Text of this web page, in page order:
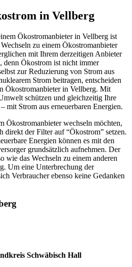
in Vellberg
Ökostromanbieter in Vellberg ist
zu einem Ökostromanbieter
mit Ihrem derzeitigen Anbieter
denn Ökostrom ist nicht immer
zur Reduzierung von Strom aus
Strom beitragen, entscheiden
Ökostromanbieter in Vellberg. Mit
schützen und gleichzeitig Ihre
mit Strom aus erneuerbaren Energien.
Ökostromanbieter wechseln möchten,
direkt der Filter auf “Ökostrom” setzen.
Energien können es mit den
grundsätzlich aufnehmen. Der
wie das Wechseln zu einem anderen
Um eine Unterbrechung der
Verbraucher ebenso keine Gedanken
Schwäbisch Hall